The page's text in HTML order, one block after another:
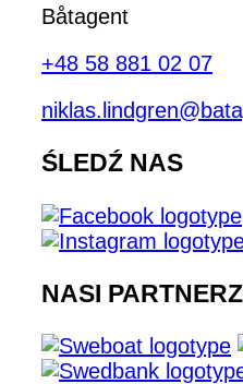
Båtagent
+48 58 881 02 07
ŚLEDŹ NAS
NASI